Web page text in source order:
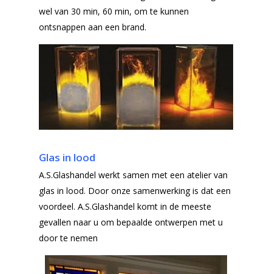
wel van 30 min, 60 min, om te kunnen
ontsnappen aan een brand.
Glas in lood
A.S.Glashandel werkt samen met een atelier van
glas in lood. Door onze samenwerking is dat een
voordeel. A.S.Glashandel komt in de meeste
gevallen naar u om bepaalde ontwerpen met u
door te nemen
Gelaagd glas
Enkelglas
Glas in lood
Projecten
Algemene